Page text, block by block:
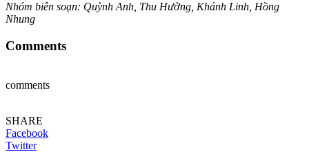
Nhóm biên soạn: Quỳnh Anh, Thu Hường, Khánh Linh, Hồng
Nhung
Comments
comments
SHARE
Facebook
Twitter